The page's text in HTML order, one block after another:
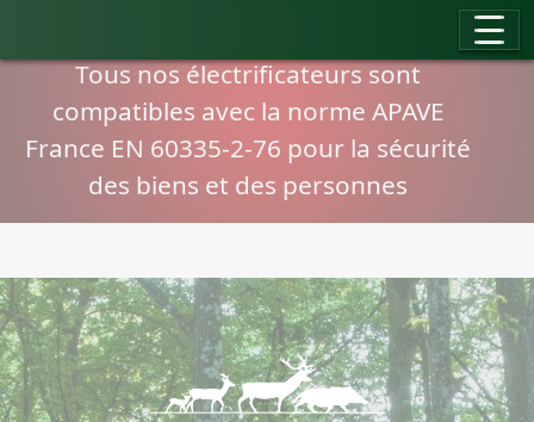
Tous nos électrificateurs sont
compatibles avec la norme APAVE
France EN 60335-2-76 pour la sécurité
des biens et des personnes